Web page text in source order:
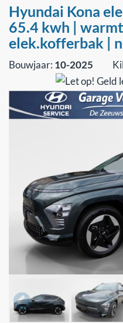
Hyundai Kona
65.4 kwh |
elek.kofferbak |
Bouwjaar: 10-2025